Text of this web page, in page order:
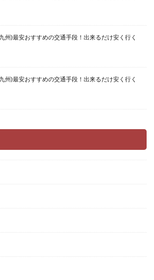
州)最安おすすめの交通手段！出来るだけ安く行く
州)最安おすすめの交通手段！出来るだけ安く行く